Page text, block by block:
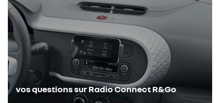
vos questions sur Radio Connect R&Go